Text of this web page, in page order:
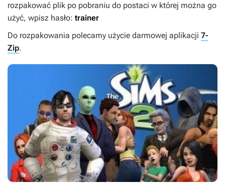
rozpakować plik po pobraniu do postaci w której można go
użyć, wpisz hasło: trainer
Do rozpakowania polecamy użycie darmowej aplikacji 7-
Zip.